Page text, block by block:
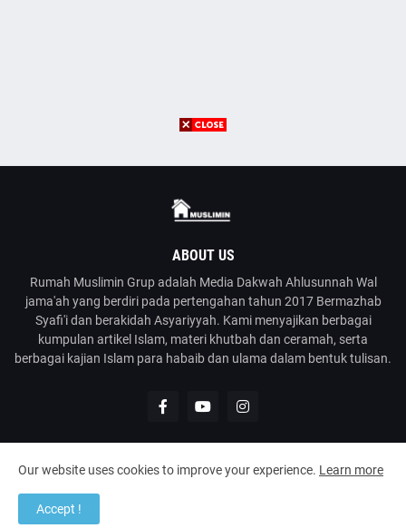
ABOUT US
Rumah Muslimin Grup adalah Media Dakwah Ahlusunnah Wal
jama'ah yang berdiri pada pertengahan tahun 2017 Bermazhab
Syafi'i dan berakidah Asyariyyah. Kami menyajikan berbagai
kumpulan artikel Islam, materi khutbah dan ceramah, serta
berbagai kajian Islam para habaib dan ulama dalam bentuk tulisan.
| Media Dakwah Ahlusunnah Wal Jama'ah
Home
Our website uses cookies to improve your experience. Learn more
Accept !